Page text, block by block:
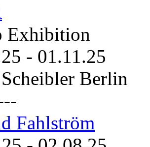
Exhibition
- 01.11.25
Berlin
Fahlström